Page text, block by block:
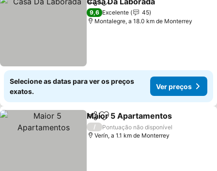
PartilharAdicionar aos favoritos
9,6 Excelente
45
Montalegre, a 18.0 km de Monterrey
Selecione as datas para ver os preços
exatos.
Ver preços
PartilharAdicionar aos favoritos
Maior 5 Apartamentos
/
Pontuação não disponível
Verín, a 1.1 km de Monterrey